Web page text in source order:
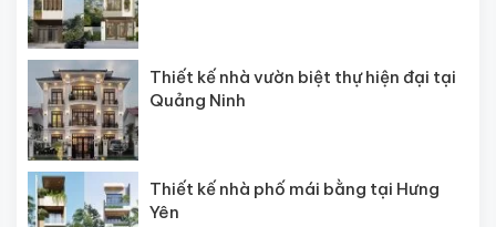
Thiết kế nhà vườn biệt thự hiện đại tại
Quảng Ninh
Thiết kế nhà phố mái bằng tại Hưng
Yên